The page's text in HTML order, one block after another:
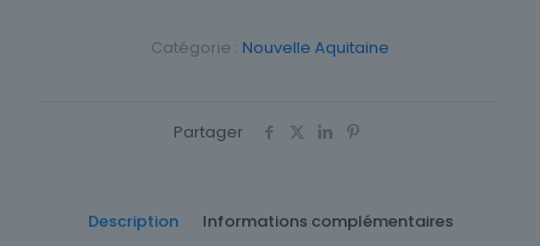
Catégorie : Nouvelle Aquitaine
Partager
Description Informations complémentaires